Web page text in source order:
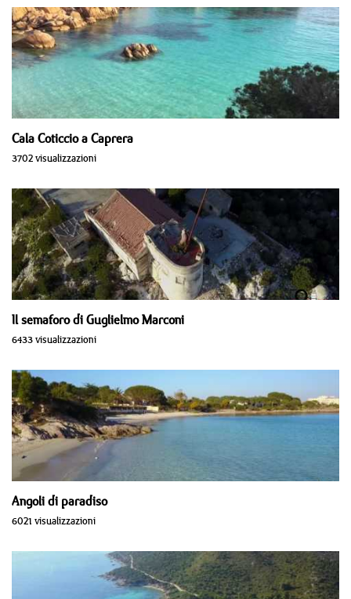
Cala Coticcio a Caprera
3702 visualizzazioni
Il semaforo di Guglielmo Marconi
6433 visualizzazioni
Angoli di paradiso
6021 visualizzazioni